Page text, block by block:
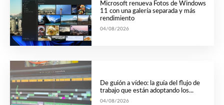
Microsoft renueva Fotos de Windows
11 con una galería separada y más
rendimiento
04/08/2026
De guión a vídeo: la guía del flujo de
trabajo que están adoptando los...
04/08/2026